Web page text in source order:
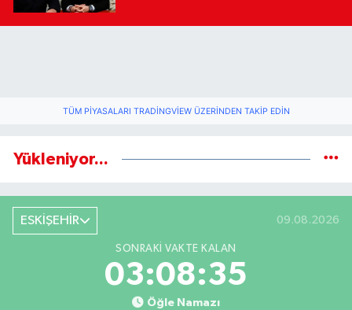
TÜM PIYASALARI TRADINGVIEW ÜZERINDEN TAKIP EDIN
Yükleniyor...
ESKİŞEHİR 09.08.2026
SONRAKI VAKTE KALAN
03:08:34
Öğle Namazı